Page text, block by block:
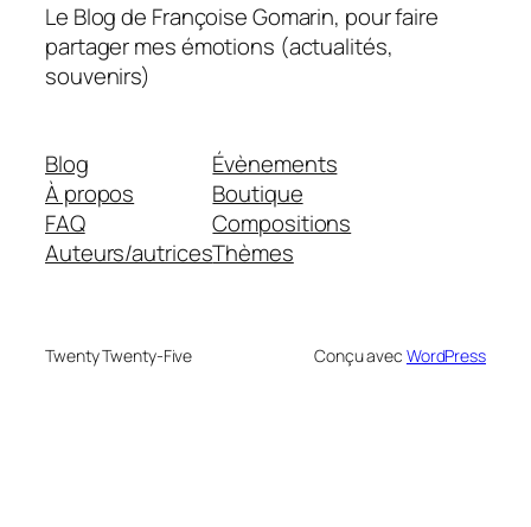
Le Blog de Françoise Gomarin, pour faire
partager mes émotions (actualités,
souvenirs)
Blog
À propos
FAQ
Auteurs/autrices
Évènements
Boutique
Compositions
Thèmes
Twenty Twenty-Five Conçu avec WordPress